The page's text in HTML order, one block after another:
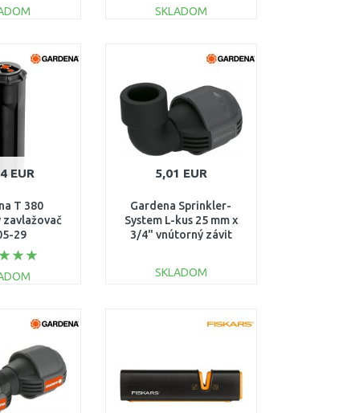
SKLADOM
EUR
T 380
29
5,01 EUR
Gardena Sprinkler-
System L-kus 25 mm x
3/4" vnútorný závit
SKLADOM